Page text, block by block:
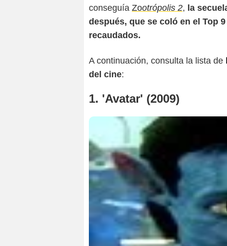
conseguía Zootrópolis 2, la
después, que se coló en el Top
recaudados.
A continuación, consulta la lista de
del cine:
1. 'Avatar' (2009)